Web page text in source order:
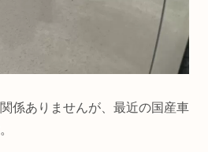
係ありませんが、最近の国産車